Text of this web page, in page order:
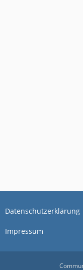
Datenschutzerklärung
Impressum